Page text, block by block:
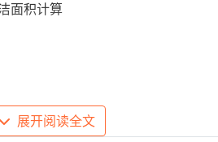
面积计算
求，天均安洁提供专业的企业保洁解
展开阅读全文